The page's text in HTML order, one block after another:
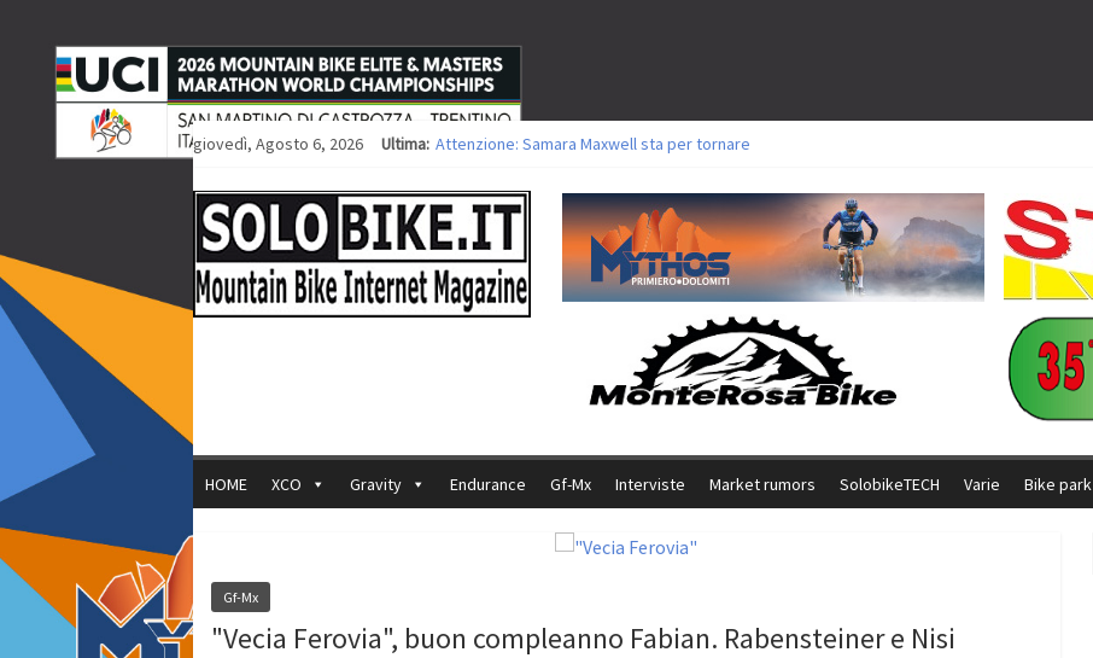
giovedì, Agosto 6, 2026 Ultima: Attenzione: Samara Maxwell sta per tornare
Europei XCO: vittorie per Ghibaudo, Grossmann e Gallis. Signorelli 5^ la migliore tra gli italiani
35ª Marathon Bike della Brianza: l’ultima sfida agonistica di una leggendaria storia
Europei MTB: il Team Relay firma il secondo argento azzurro a Monteceneri
HOME XCO Gravity Endurance Gf-Mx Interviste Market rumors SolobikeTECH Varie Bike park
Gf-Mx
"Vecia Ferovia", buon compleanno Fabian. Rabensteiner e Nisi